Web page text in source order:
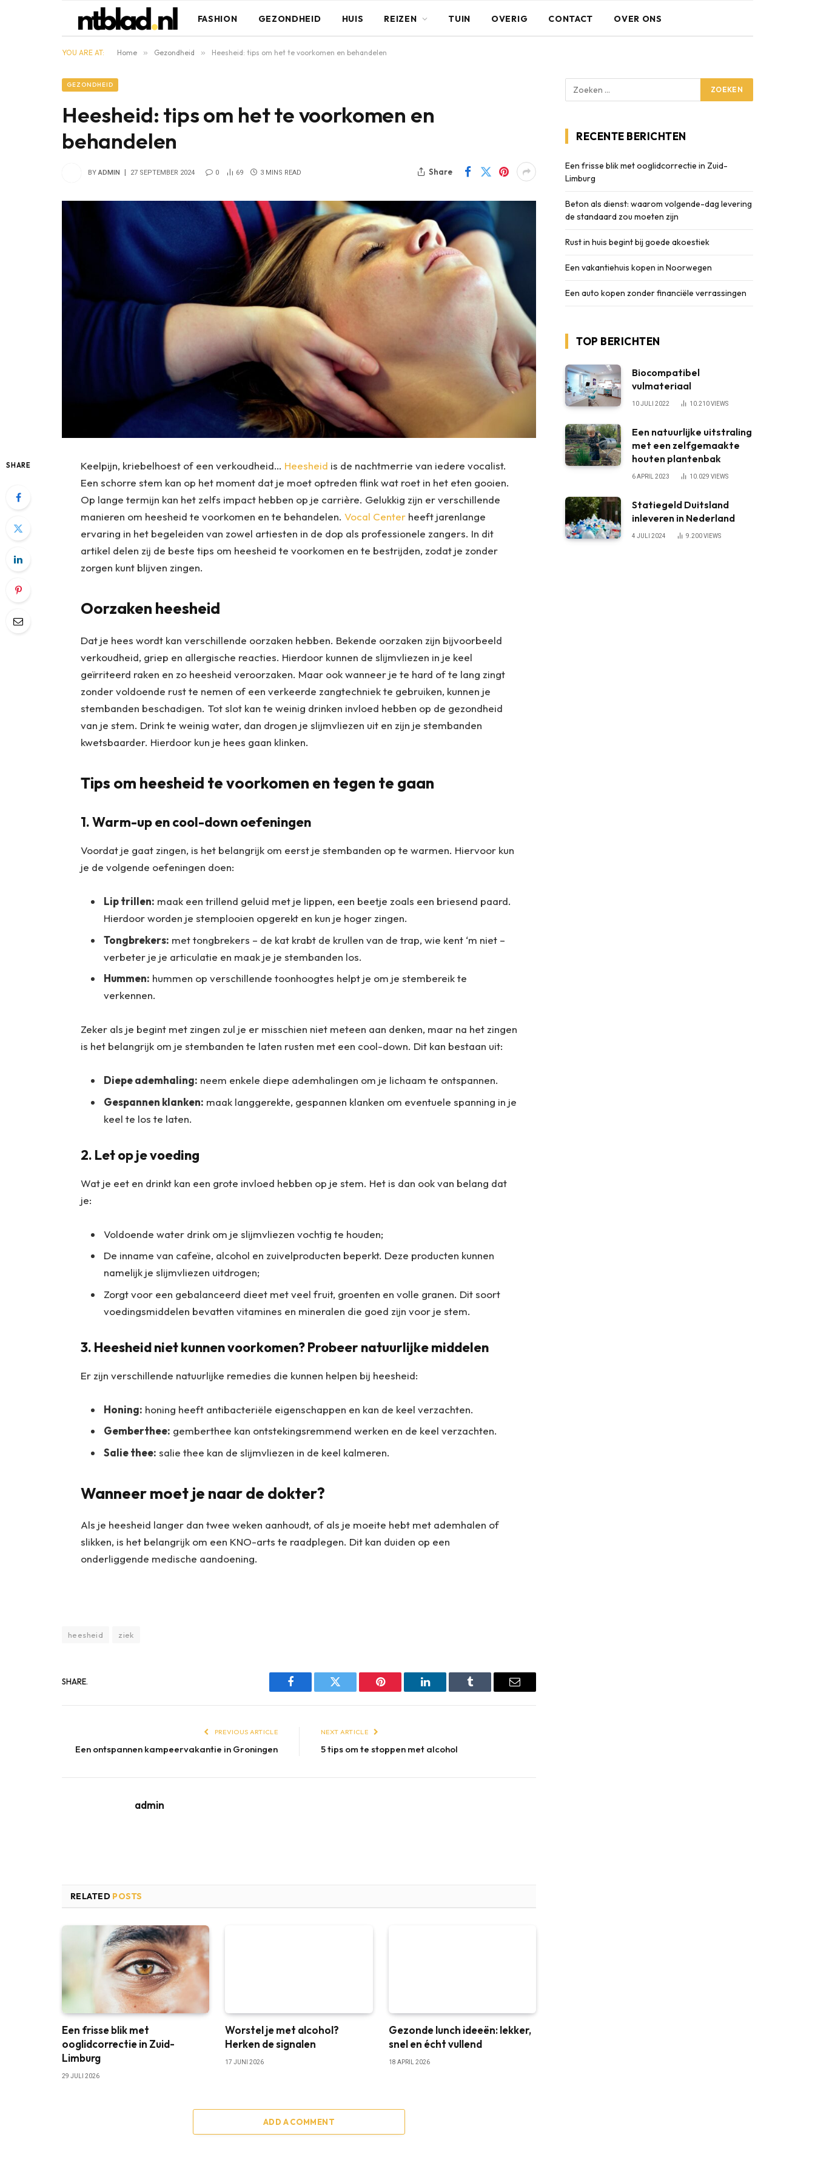
FASHION GEZONDHEID HUIS REIZEN TUIN OVERIG CONTACT OVER ONS
YOU ARE AT: Home » Gezondheid » Heesheid: tips om het te voorkomen en behandelen
GEZONDHEID
Heesheid: tips om het te voorkomen en
behandelen
BY ADMIN 27 SEPTEMBER 2024 0 69 3 MINS READ Share
SHARE Keelpijn, kriebelhoest of een verkoudheid… Heesheid is de nachtmerrie van iedere vocalist.
Een schorre stem kan op het moment dat je moet optreden flink wat roet in het eten gooien.
Op lange termijn kan het zelfs impact hebben op je carrière. Gelukkig zijn er verschillende
manieren om heesheid te voorkomen en te behandelen. Vocal Centerheeft jarenlange
ervaring in het begeleiden van zowel artiesten in de dop als professionele zangers. In dit
artikel delen zij de beste tips om heesheid te voorkomen en te bestrijden, zodat je zonder
zorgen kunt blijven zingen.
Oorzaken heesheid
Dat je hees wordt kan verschillende oorzaken hebben. Bekende oorzaken zijn bijvoorbeeld
verkoudheid, griep en allergische reacties. Hierdoor kunnen de slijmvliezen in je keel
geïrriteerd raken en zo heesheid veroorzaken. Maar ook wanneer je te hard of te lang zingt
zonder voldoende rust te nemen of een verkeerde zangtechniek te gebruiken, kunnen je
stembanden beschadigen. Tot slot kan te weinig drinken invloed hebben op de gezondheid
van je stem. Drink te weinig water, dan drogen je slijmvliezen uit en zijn je stembanden
kwetsbaarder. Hierdoor kun je hees gaan klinken.
Tips om heesheid te voorkomen en tegen te gaan
1. Warm-up en cool-down oefeningen
Voordat je gaat zingen, is het belangrijk om eerst je stembanden op te warmen. Hiervoor kun
je de volgende oefeningen doen:
Lip trillen: maak een trillend geluid met je lippen, een beetje zoals een briesend paard.
Hierdoor worden je stemplooien opgerekt en kun je hoger zingen.
Tongbrekers: met tongbrekers – de kat krabt de krullen van de trap, wie kent ‘m niet –
verbeter je je articulatie en maak je je stembanden los.
Hummen: hummen op verschillende toonhoogtes helpt je om je stembereik te
verkennen.
Zeker als je begint met zingen zul je er misschien niet meteen aan denken, maar na het zingen
is het belangrijk om je stembanden te laten rusten met een cool-down. Dit kan bestaan uit:
Diepe ademhaling: neem enkele diepe ademhalingen om je lichaam te ontspannen.
Gespannen klanken: maak langgerekte, gespannen klanken om eventuele spanning in je
keel te los te laten.
2. Let op je voeding
Wat je eet en drinkt kan een grote invloed hebben op je stem. Het is dan ook van belang dat
je:
Voldoende water drink om je slijmvliezen vochtig te houden;
De inname van cafeïne, alcohol en zuivelproducten beperkt. Deze producten kunnen
namelijk je slijmvliezen uitdrogen;
Zorgt voor een gebalanceerd dieet met veel fruit, groenten en volle granen. Dit soort
voedingsmiddelen bevatten vitamines en mineralen die goed zijn voor je stem.
3. Heesheid niet kunnen voorkomen? Probeer natuurlijke middelen
Er zijn verschillende natuurlijke remedies die kunnen helpen bij heesheid:
Honing: honing heeft antibacteriële eigenschappen en kan de keel verzachten.
Gemberthee: gemberthee kan ontstekingsremmend werken en de keel verzachten.
Salie thee: salie thee kan de slijmvliezen in de keel kalmeren.
Wanneer moet je naar de dokter?
Als je heesheid langer dan twee weken aanhoudt, of als je moeite hebt met ademhalen of
slikken, is het belangrijk om een KNO-arts te raadplegen. Dit kan duiden op een
onderliggende medische aandoening.
heesheid ziek
SHARE.
Facebook Twitter Pinterest LinkedIn Tumblr Email
PREVIOUS ARTICLE
Een ontspannen kampeervakantie in Groningen
NEXT ARTICLE
5 tips om te stoppen met alcohol
admin
RELATED POSTS
Een frisse blik met
ooglidcorrectie in Zuid-
Limburg
29 JULI 2026
Worstel je met alcohol?
Herken de signalen
17 JUNI 2026
Gezonde lunch ideeën: lekker,
snel en écht vullend
18 APRIL 2026
ADD A COMMENT
RECENTE BERICHTEN
Een frisse blik met ooglidcorrectie in Zuid-
Limburg
Beton als dienst: waarom volgende-dag levering
de standaard zou moeten zijn
Rust in huis begint bij goede akoestiek
Een vakantiehuis kopen in Noorwegen
Een auto kopen zonder financiële verrassingen
TOP BERICHTEN
Biocompatibel
vulmateriaal
10 JULI 2022 10.210VIEWS
Een natuurlijke uitstraling
met een zelfgemaakte
houten plantenbak
6 APRIL 2023 10.029 VIEWS
Statiegeld Duitsland
inleveren in Nederland
4 JULI 2024 9.200VIEWS